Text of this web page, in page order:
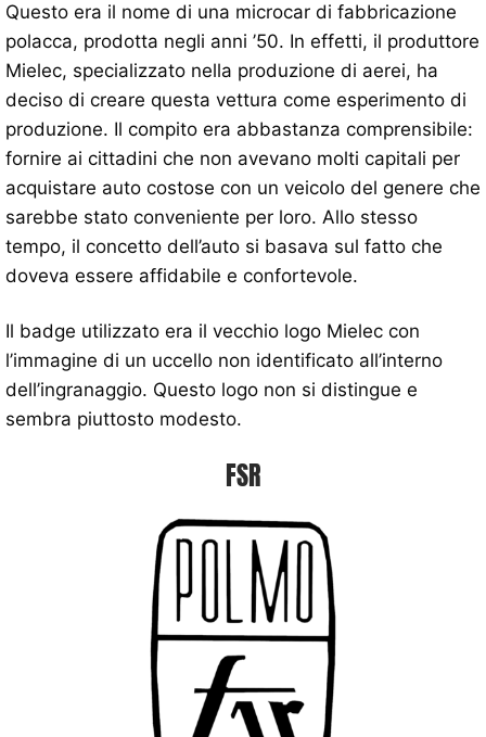
Questo era il nome di una microcar di fabbricazione
polacca, prodotta negli anni ’50. In effetti, il produttore
Mielec, specializzato nella produzione di aerei, ha
deciso di creare questa vettura come esperimento di
produzione. Il compito era abbastanza comprensibile:
fornire ai cittadini che non avevano molti capitali per
acquistare auto costose con un veicolo del genere che
sarebbe stato conveniente per loro. Allo stesso
tempo, il concetto dell’auto si basava sul fatto che
doveva essere affidabile e confortevole.
Il badge utilizzato era il vecchio logo Mielec con
l’immagine di un uccello non identificato all’interno
dell’ingranaggio. Questo logo non si distingue e
sembra piuttosto modesto.
FSR